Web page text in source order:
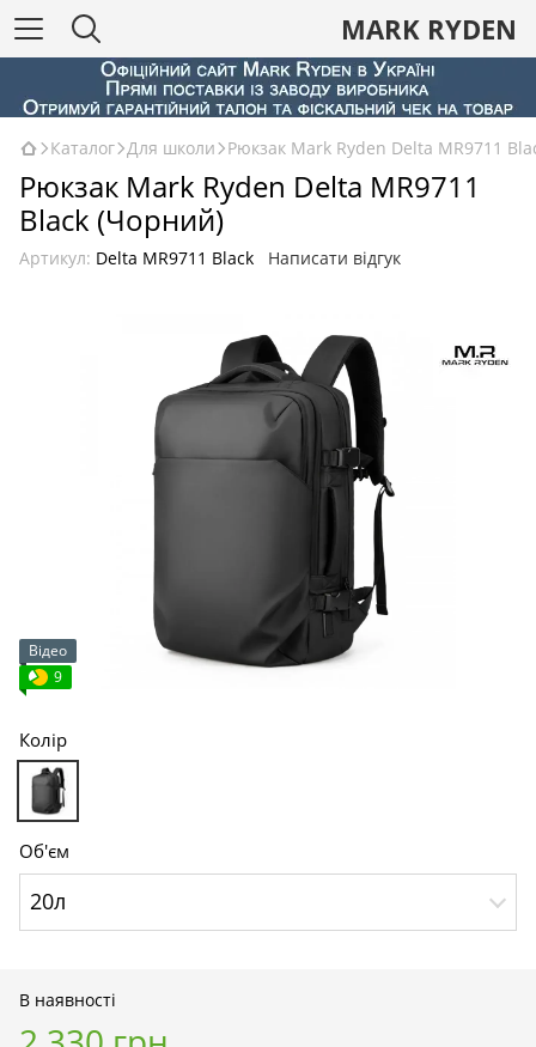
MARK RYDEN
Каталог Для школи Рюкзак Mark Ryden Delta MR9711
Рюкзак Mark Ryden Delta MR9711
Black (Чорний)
Артикул: Delta MR9711 Black Написати відгук
Відео
9
Колір
Об'єм
20л
В наявності